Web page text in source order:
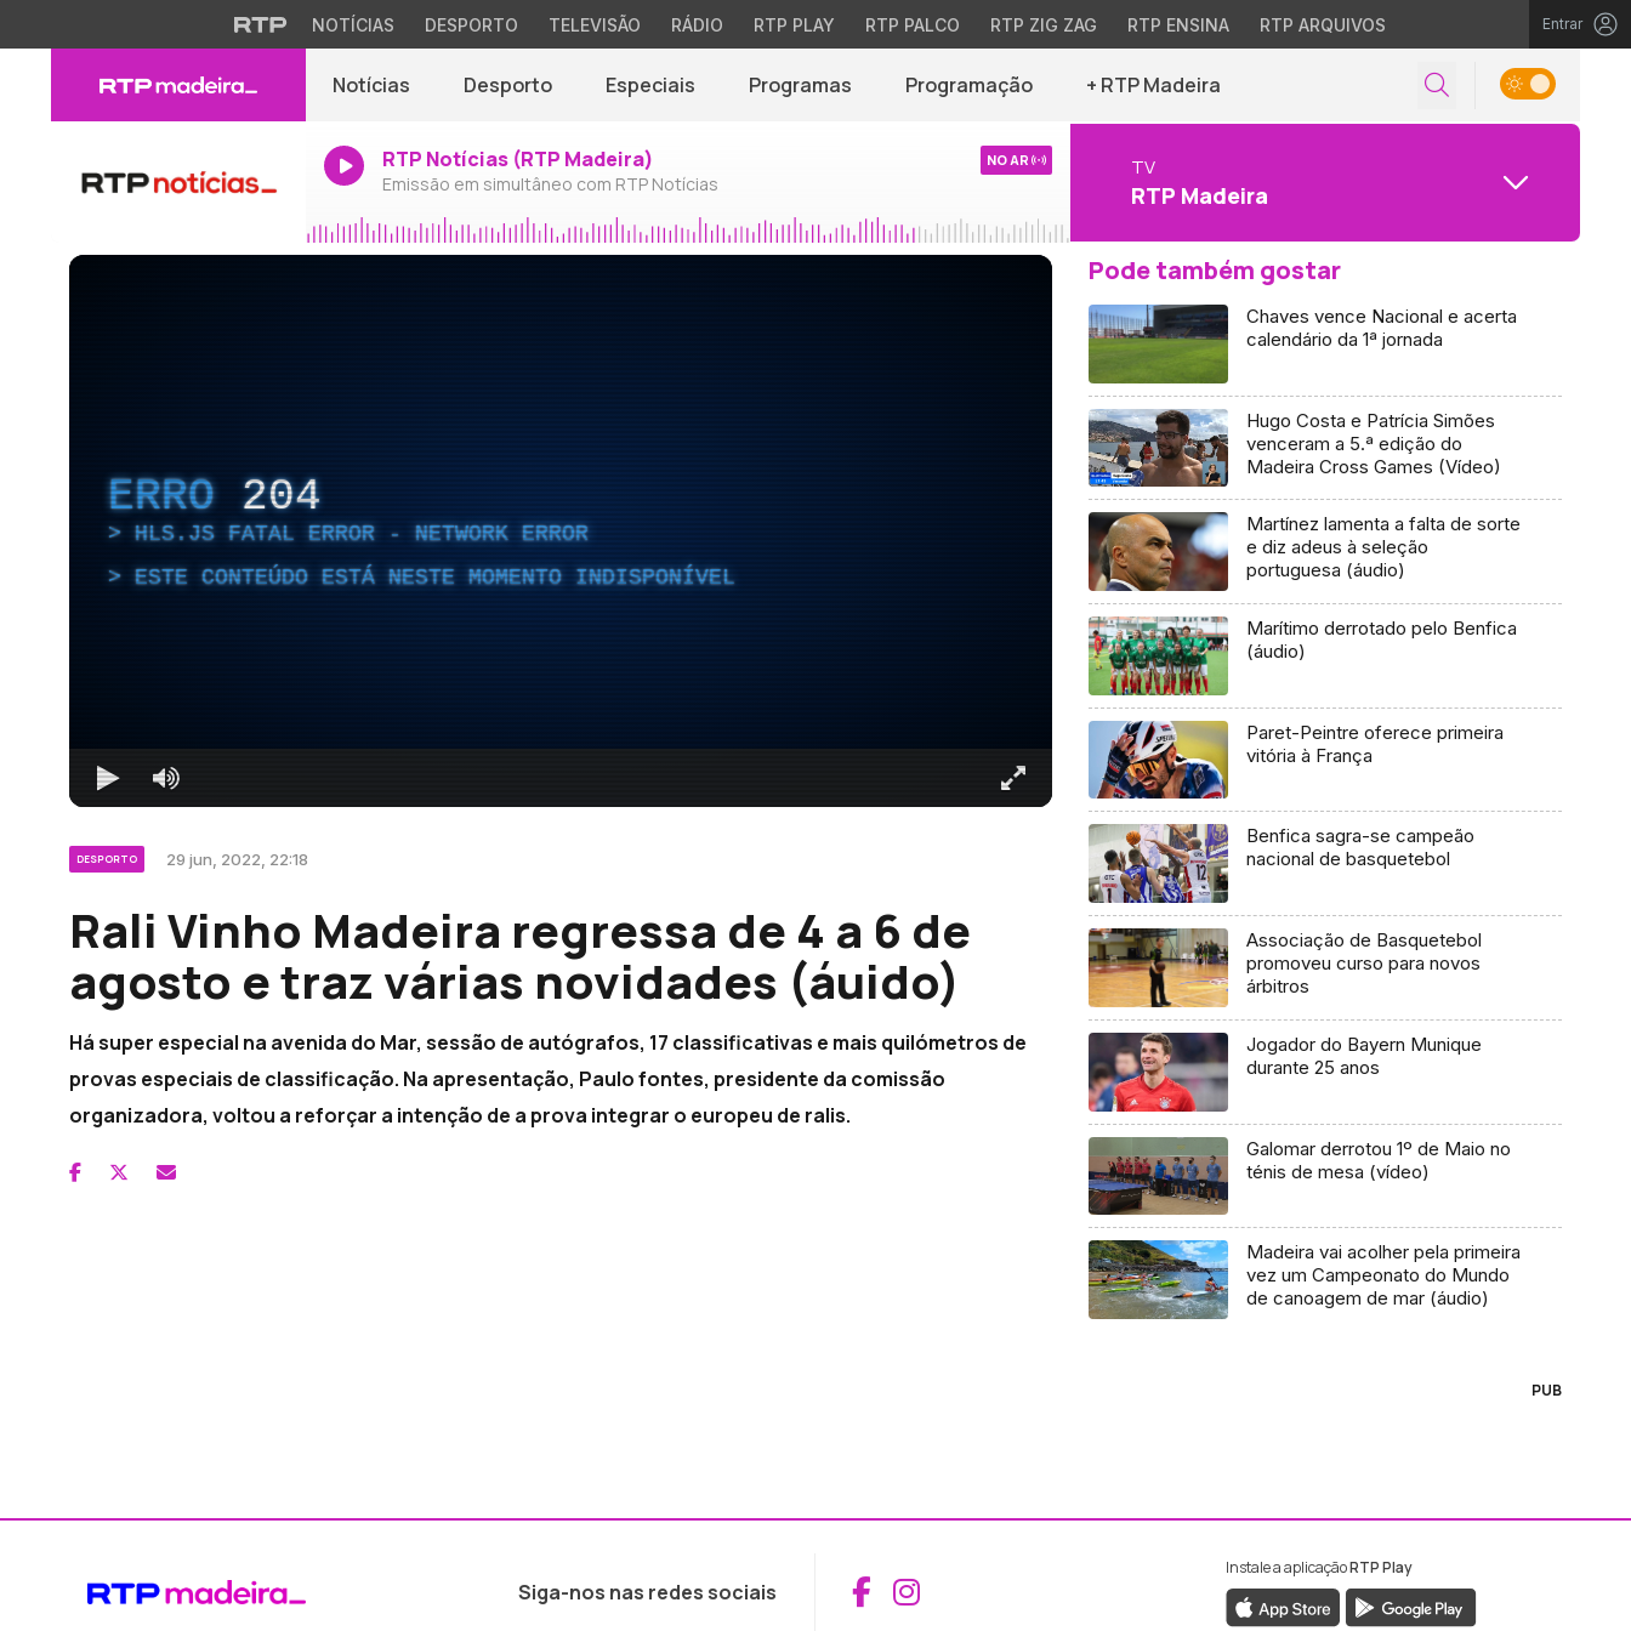
NOTÍCIAS DESPORTO TELEVISÃO RÁDIO RTP PLAY RTP PALCO RTP ZIG ZAG RTP ENSINA RTP ARQUIVOS Entrar
Notícias Desporto Especiais Programas Programação + RTP Madeira
RTP Notícias (RTP Madeira)
Emissão em simultâneo com RTP Notícias
NO AR TV
RTP Madeira
ERRO 204
HLS.JS FATAL ERROR - NETWORK ERROR
ESTE CONTEÚDO ESTÁ NESTE MOMENTO INDISPONÍVEL
DESPORTO 29 jun, 2022, 22:18
Rali Vinho Madeira regressa de 4 a 6 de
agosto e traz várias novidades (áuido)
Há super especial na avenida do Mar, sessão de autógrafos, 17 classificativas e mais quilómetros de
provas especiais de classificação. Na apresentação, Paulo fontes, presidente da comissão
organizadora, voltou a reforçar a intenção de a prova integrar o europeu de ralis.
Pode também gostar
Chaves vence Nacional e acerta
calendário da 1ª jornada
Hugo Costa e Patrícia Simões
venceram a 5.ª edição do
Madeira Cross Games (Vídeo)
Martínez lamenta a falta de sorte
e diz adeus à seleção
portuguesa (áudio)
Marítimo derrotado pelo Benfica
(áudio)
Paret-Peintre oferece primeira
vitória à França
Benfica sagra-se campeão
nacional de basquetebol
Associação de Basquetebol
promoveu curso para novos
árbitros
Jogador do Bayern Munique
durante 25 anos
Galomar derrotou 1º de Maio no
ténis de mesa (vídeo)
Madeira vai acolher pela primeira
vez um Campeonato do Mundo
de canoagem de mar (áudio)
PUB
Siga-nos nas redes sociais Aceder ao Facebook da RTP Madeira
Aceder ao Instagram da RTP Madeira
Instale a aplicaçãoRTP Play